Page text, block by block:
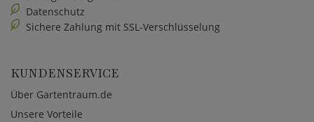
Datenschutz
Sichere Zahlung mit SSL-Verschlüsselung
KUNDENSERVICE
Über Gartentraum.de
Unsere Vorteile